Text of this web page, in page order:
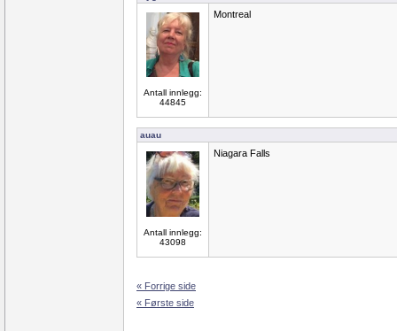
Antall innlegg:
44845
Montreal
auau
Antall innlegg:
43098
Niagara Falls
« Forrige side
« Første side